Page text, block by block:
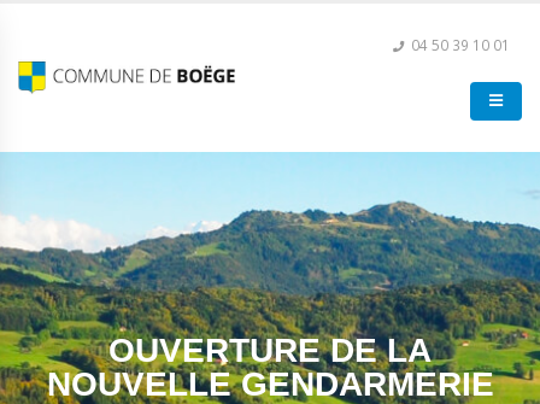
04 50 39 10 01
OUVERTURE DE LA
NOUVELLE GENDARMERIE